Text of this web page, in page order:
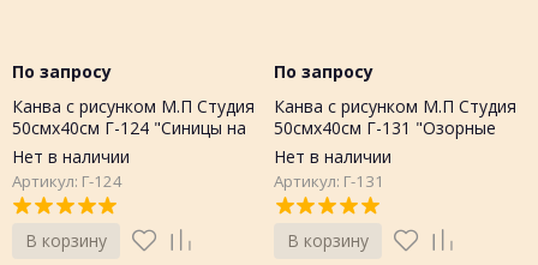
По запросу
Канва с рисунком М.П Студия
50смх40см Г-124 "Синицы на
ветке"
Нет в наличии
Артикул: Г-124
В корзину
По запросу
Канва с рисунком М.П Студия
50смх40см Г-131 "Озорные
синички"
Нет в наличии
Артикул: Г-131
В корзину